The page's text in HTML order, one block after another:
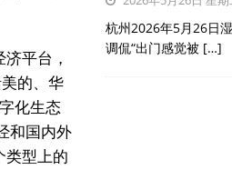
平台，
的、华
化生态
和国内外
类型上的
杭州2026年5月26日
调侃“出门感觉被 […]